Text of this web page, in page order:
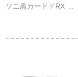
ソニ黒カードドRX 10
レ-トのパケ-ジ版